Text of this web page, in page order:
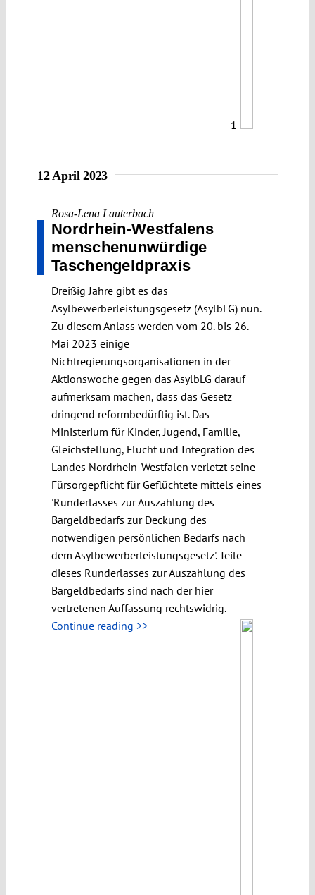
1
12 April 2023
Rosa-Lena Lauterbach
Nordrhein-Westfalens
menschenunwürdige
Taschengeldpraxis
Dreißig Jahre gibt es das
Asylbewerberleistungsgesetz (AsylbLG) nun.
Zu diesem Anlass werden vom 20. bis 26.
Mai 2023 einige
Nichtregierungsorganisationen in der
Aktionswoche gegen das AsylbLG darauf
aufmerksam machen, dass das Gesetz
dringend reformbedürftig ist. Das
Ministerium für Kinder, Jugend, Familie,
Gleichstellung, Flucht und Integration des
Landes Nordrhein-Westfalen verletzt seine
Fürsorgepflicht für Geflüchtete mittels eines
'Runderlasses zur Auszahlung des
Bargeldbedarfs zur Deckung des
notwendigen persönlichen Bedarfs nach
dem Asylbewerberleistungsgesetz'. Teile
dieses Runderlasses zur Auszahlung des
Bargeldbedarfs sind nach der hier
vertretenen Auffassung rechtswidrig.
Continue reading >>